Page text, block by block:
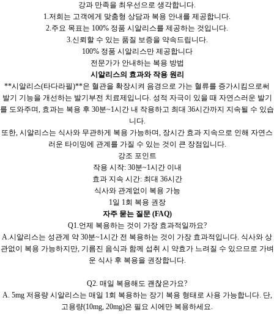
강과 만족을 최우선으로 생각합니다.
1.저희는 고객에게 맞춤형 상담과 복용 안내를 제공합니다.
2.주요 목표는 100% 정품 시알리스를 제공하는 것입니다.
3.신뢰할 수 있는 품질 보증을 약속드립니다.
100% 정품 시알리스만 제공합니다
전문가가 안내하는 복용 방법
시알리스의 효과와 작용 원리
**시알리스(타다라필)**은 혈관을 확장시켜 음경으로 가는 혈류를 증가시킴으로써
발기 기능을 개선하는 발기부전 치료제입니다. 성적 자극이 있을 때 자연스러운 발기
를 도와주며, 효과는 복용 후 30분~1시간 내 작용하고 최대 36시간까지 지속될 수 있습
니다.
또한, 시알리스는 식사와 무관하게 복용 가능하며, 장시간 효과 지속으로 인해 자연스
러운 타이밍에 관계를 가질 수 있는 것이 큰 장점입니다.
강조 포인트
작용 시작: 30분~1시간 이내
효과 지속 시간: 최대 36시간
식사와 관계없이 복용 가능
1일 1회 복용 권장
자주 묻는 질문 (FAQ)
Q1.언제 복용하는 것이 가장 효과적일까요?
A.시알리스는 성관계 약 30분~1시간 전 복용하는 것이 가장 효과적입니다. 식사와 상
관없이 복용 가능하지만, 기름진 음식과 함께 섭취 시 약효가 느려질 수 있으므로 가벼
운 식사 후 복용을 권장합니다.
Q2. 매일 복용해도 괜찮은가요?
A. 5mg 저용량 시알리스는 매일 1회 복용하는 장기 복용 형태로 사용 가능합니다. 단,
고용량(10mg, 20mg)은 필요 시에만 복용하세요.